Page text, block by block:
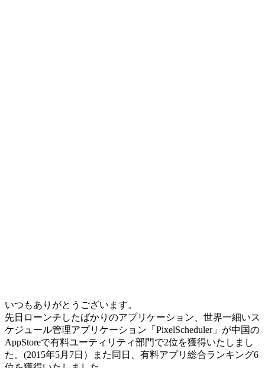
いつもありがとうございます。
先日ローンチしたばかりのアプリケーション、世界一細いス
ケジュール管理アプリケーション「PixelScheduler」が中国の
AppStoreで有料ユーティリティ部門で2位を獲得いたしまし
た。(2015年5月7日）また同日、有料アプリ総合ランキング6